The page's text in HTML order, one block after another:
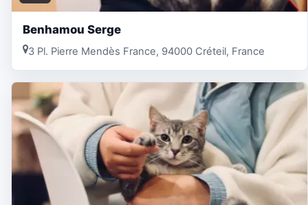
Benhamou Serge
3 Pl. Pierre Mendès France, 94000 Créteil, France